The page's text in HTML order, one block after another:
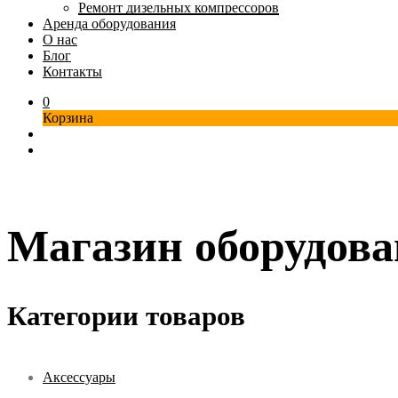
Ремонт дизельных компрессоров
Аренда оборудования
О нас
Блог
Контакты
0
Корзина
Магазин
Категории товаров
Аксессуары